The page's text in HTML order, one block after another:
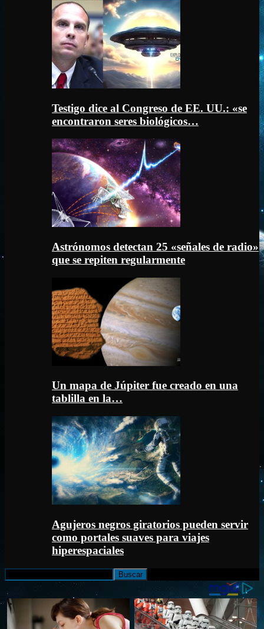
Testigo dice al Congreso de EE. UU.: «se
encontraron seres biológicos…
Astrónomos detectan 25 «señales de radio»
que se repiten regularmente
Un mapa de Júpiter fue creado en una
tablilla en la…
Agujeros negros giratorios pueden servir
como portales suaves para viajes
hiperespaciales